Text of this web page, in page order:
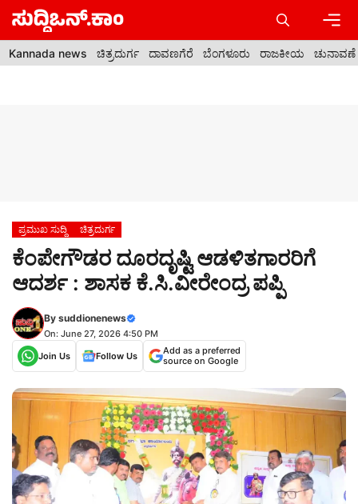
Skip
content
Kannada news ಚಿತ್ರದುರ್ಗ ದಾವಣಗೆರೆ ಬೆಂಗಳೂರು ರಾಜಕೀಯ ಚುನಾವಣೆ
ಪ್ರಮುಖ ಸುದ್ದಿ ಚಿತ್ರದುರ್ಗ
ಕೆಂಪೇಗೌಡರ ದೂರದೃಷ್ಟಿ ಆಡಳಿತಗಾರರಿಗೆ
ಆದರ್ಶ : ಶಾಸಕ ಕೆ.ಸಿ.ವೀರೇಂದ್ರ ಪಪ್ಪಿ
By suddionenews
On: June 27, 2026 4:50 PM
Join Us
Follow Us
Add as a preferred
source on Google